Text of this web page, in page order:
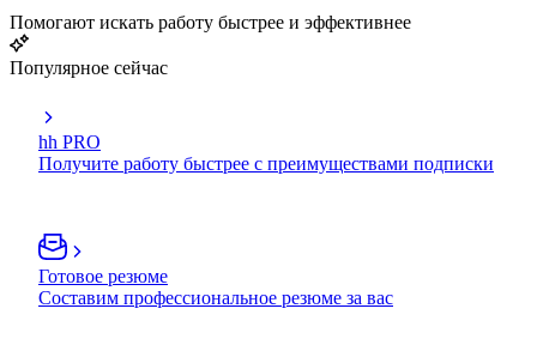
Помогают искать работу быстрее и эффективнее
Популярное сейчас
hh PRO
Получите работу быстрее с преимуществами подписки
Готовое резюме
Составим профессиональное резюме за вас